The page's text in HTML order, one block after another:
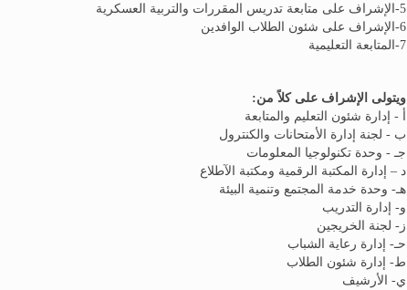
5-الإشراف على متابعة تدريس المقررات والتربية العسكرية
6-الإشراف على شئون الطلاب الوافدين
7-المتابعة التعليمية
ويتولى الإشراف على كلاً من:
أ - إدارة شئون التعليم والمتابعة
ب - لجنة إدارة الأمتحانات والكنترول
جـ - وحدة تكنولوجيا المعلومات
د – إدارة المكتبة الرقمية ومكتبة الآطلاع
هـ- وحدة خدمة المجتمع وتنمية البيئة
و- إدارة التدريب
ز- لجنة الخريجين
حـ- إدارة رعاية الشباب
ط- إدارة شئون الطلاب
ي- الأرشيف